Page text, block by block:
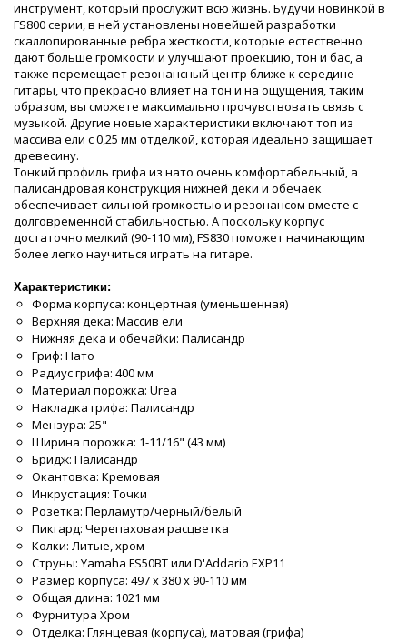
инструмент, который прослужит всю жизнь. Будучи новинкой в
FS800 серии, в ней установлены новейшей разработки
скаллопированные ребра жесткости, которые естественно
дают больше громкости и улучшают проекцию, тон и бас, а
также перемещает резонансный центр ближе к середине
гитары, что прекрасно влияет на тон и на ощущения, таким
образом, вы сможете максимально прочувствовать связь с
музыкой. Другие новые характеристики включают топ из
массива ели с 0,25 мм отделкой, которая идеально защищает
древесину.
Тонкий профиль грифа из нато очень комфортабельный, а
палисандровая конструкция нижней деки и обечаек
обеспечивает сильной громкостью и резонансом вместе с
долговременной стабильностью. А поскольку корпус
достаточно мелкий (90-110 мм), FS830 поможет начинающим
более легко научиться играть на гитаре.
Характеристики:
Форма корпуса: концертная (уменьшенная)
Верхняя дека: Массив ели
Нижняя дека и обечайки: Палисандр
Гриф: Нато
Радиус грифа: 400 мм
Материал порожка: Urea
Накладка грифа: Палисандр
Мензура: 25"
Ширина порожка: 1-11/16" (43 мм)
Бридж: Палисандр
Окантовка: Кремовая
Инкрустация: Точки
Розетка: Перламутр/черный/белый
Пикгард: Черепаховая расцветка
Колки: Литые, хром
Струны: Yamaha FS50BT или D'Addario EXP11
Размер корпуса: 497 х 380 х 90-110 мм
Общая длина: 1021 мм
Фурнитура Хром
Отделка: Глянцевая (корпуса), матовая (грифа)